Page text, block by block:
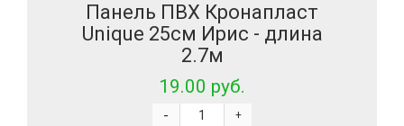
Панель ПВХ Кронапласт
Unique 25см Ирис - длина
2.7м
19.00 руб.
+
-